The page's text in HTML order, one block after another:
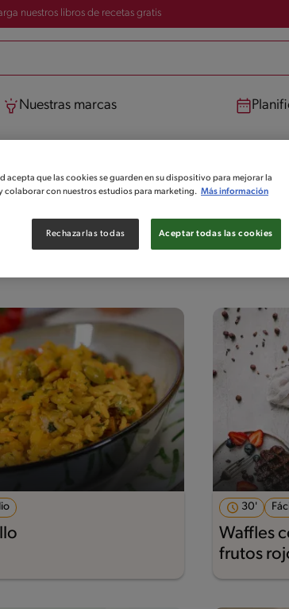
nuestros libros de recetas gratis
Nuestras marcas
y te sientas un excelente Chef. Accede ahora
30'
Waffles
frutos
acepta que las cookies se guarden en su dispositivo para mejorar la
colaborar con nuestros estudios para marketing. Más información
Rechazarlas todas Aceptar todas las cookies